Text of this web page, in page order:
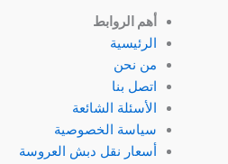
أهم الروابط
الرئيسية
من نحن
اتصل بنا
الأسئلة الشائعة
سياسة الخصوصية
أسعار نقل دبش العروسة